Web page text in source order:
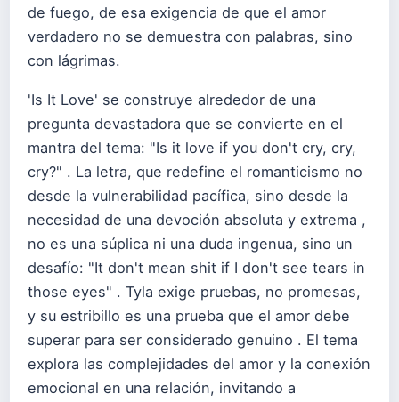
de fuego, de esa exigencia de que el amor
verdadero no se demuestra con palabras, sino
con lágrimas.
'Is It Love' se construye alrededor de una
pregunta devastadora que se convierte en el
mantra del tema: "Is it love if you don't cry, cry,
cry?" . La letra, que redefine el romanticismo no
desde la vulnerabilidad pacífica, sino desde la
necesidad de una devoción absoluta y extrema ,
no es una súplica ni una duda ingenua, sino un
desafío: "It don't mean shit if I don't see tears in
those eyes" . Tyla exige pruebas, no promesas,
y su estribillo es una prueba que el amor debe
superar para ser considerado genuino . El tema
explora las complejidades del amor y la conexión
emocional en una relación, invitando a